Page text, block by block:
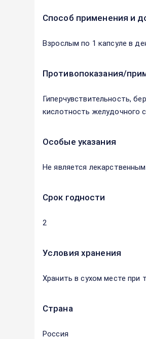
Способ применения и
Взрослым по 1 капсуле в
Противопоказания/
Гиперчувствительность,
кислотность желудочного
Особые указания
Не является
Срок годности
2
Условия хранения
Хранить в сухом месте при
Страна
Россия